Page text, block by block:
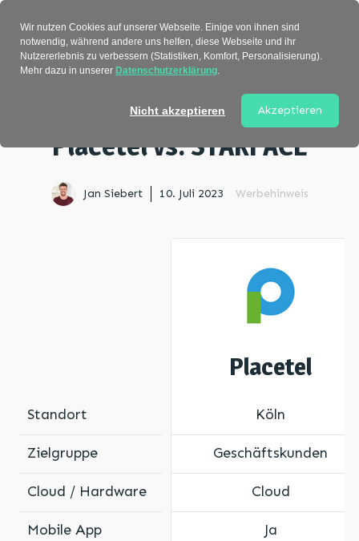
Vergleiche> Placetel vs. STARFACE
Placetel vs. STARFACE
Jan Siebert 10. Juli 2023 Werbehinweis
Standort
Zielgruppe
Cloud / Hardware
Mobile App
Placetel
Köln
Geschäftskunden
Cloud
Ja
Wir nutzen Cookies auf unserer Webseite. Einige von ihnen sind
notwendig, während andere uns helfen, diese Webseite und ihr
Nutzererlebnis zu verbessern (Statistiken, Komfort, Personalisierung).
Mehr dazu in unserer Datenschutzerklärung.
Nicht akzeptieren Akzeptieren